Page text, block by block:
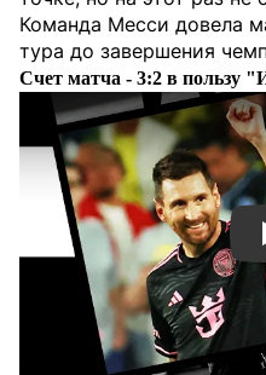
Команда Месси довела
тура до завершения
Счет матча - 3:2 в пользу